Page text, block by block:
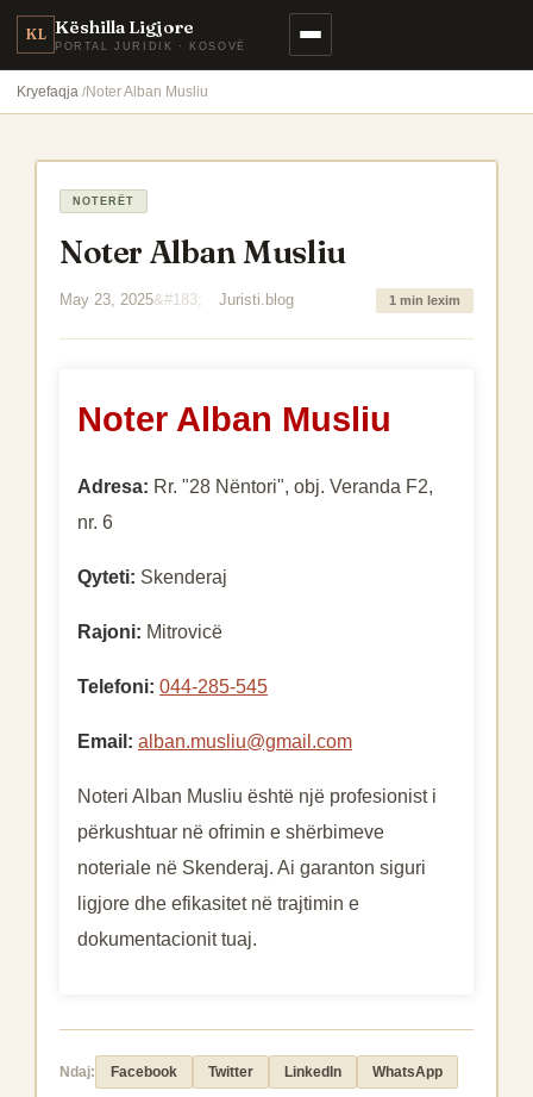
KL Këshilla Ligjore
PORTAL JURIDIK · KOSOVË
Kryefaqja Noter Alban Musliu
NOTERËT
Noter Alban Musliu
May 23, 2025 Juristi.blog 1 min lexim
Noter Alban Musliu
Adresa: Rr. "28 Nëntori", obj. Veranda F2,
nr. 6
Qyteti: Skenderaj
Rajoni: Mitrovicë
Telefoni: 044-285-545
Email: alban.musliu@gmail.com
Noteri Alban Musliu është një profesionist i
përkushtuar në ofrimin e shërbimeve
noteriale në Skenderaj. Ai garanton siguri
ligjore dhe efikasitet në trajtimin e
dokumentacionit tuaj.
Ndaj: Facebook Twitter LinkedIn WhatsApp